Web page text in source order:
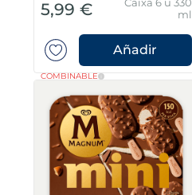
5,99 €
COMBINABLE
Caixa 6 u 330
ml
Añadir